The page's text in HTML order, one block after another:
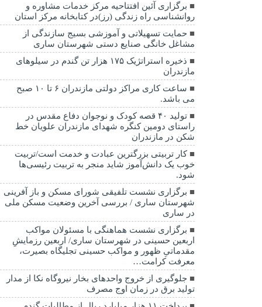
برگزاری آئین افتتاحیه مرکز خدمات مشاوره و
روانشناسی راه زندگی (رز)در کتابخانه مرکز استان
حمایت تسهیلاتی و آموزشی بسیج سازندگی از
مشاغل خانگی صنایع دستی شهرستان ساری
ذخیره استراتژیک ۱۷۵ هزار تن گندم در سیلوهای
مازندران
ساعت کاری مراکز دولتی مازندران ۶ تا ۱۰ صبح
می باشد.
تولید ۴۰ قصه کودک و نوجوان دفاع مقدس در
راستای دومین کنگره شهدای مازندران علویان خط
شکن در مازندران
کار تربیتی بزرگترین عبادت و خدمت است/تربیت
خوب یک دانش‌آموز شاید منجر به تربیت رئیسی‌ها
شود.
برگزاری ‌نشست تلفیقی شورای مسکن و باز آفرینی
شهرستان ساری / بررسی آخرین وضعیت مسکن ملی
در ساری
برگزاری نشست هماهنگی با مسئولان مواکب
اربعین حسینی در شهرستان ساری/ اربعین رزمایشِ
مقدماتیِ ظهور و مواکب حسینی تجلیگاه بصیرت،
معرفت کرامت…
جلوگیری از خروج واحدهای بخار نیروگاه نکا از مدار
تولید برق در زمان اوج مصرف